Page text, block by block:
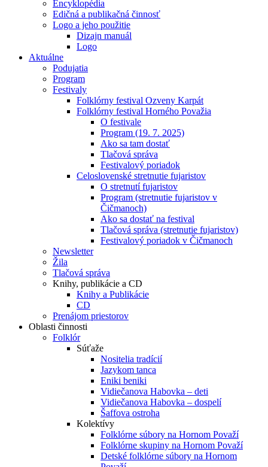
Encyklopédia
Edičná a publikačná činnosť
Logo a jeho použitie
Dizajn manuál
Logo
Aktuálne
Podujatia
Program
Festivaly
Folklórny festival Ozveny Karpát
Folklórny festival Horného Považia
O festivale
Program (19. 7. 2025)
Ako sa tam dostať
Tlačová správa
Festivalový poriadok
Celoslovenské stretnutie fujaristov
O stretnutí fujaristov
Program (stretnutie fujaristov v
Čičmanoch)
Ako sa dostať na festival
Tlačová správa (stretnutie fujaristov)
Festivalový poriadok v Čičmanoch
Newsletter
Žila
Tlačová správa
Knihy, publikácie a CD
Knihy a Publikácie
CD
Prenájom priestorov
Oblasti činnosti
Folklór
Súťaže
Nositelia tradícií
Jazykom tanca
Eniki beniki
Vidiečanova Habovka – deti
Vidiečanova Habovka – dospelí
Šaffova ostroha
Kolektívy
Folklórne súbory na Hornom Považí
Folklórne skupiny na Hornom Považí
Detské folklórne súbory na Hornom